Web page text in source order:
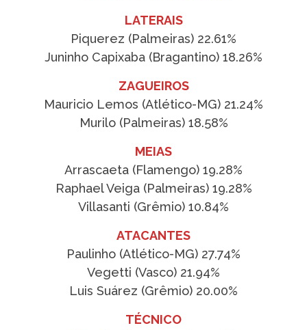
LATERAIS
Piquerez (Palmeiras) 22.61%
Juninho Capixaba (Bragantino) 18.26%
ZAGUEIROS
Mauricio Lemos (Atlético-MG) 21.24%
Murilo (Palmeiras) 18.58%
MEIAS
Arrascaeta (Flamengo) 19.28%
Raphael Veiga (Palmeiras) 19.28%
Villasanti (Grêmio) 10.84%
ATACANTES
Paulinho (Atlético-MG) 27.74%
Vegetti (Vasco) 21.94%
Luis Suárez (Grêmio) 20.00%
TÉCNICO